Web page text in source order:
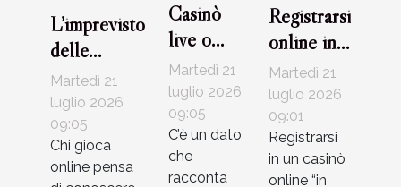
L’imprevisto
delle
commissioni:
cosa il
giocatore
non
considera
Martedì 21
luglio 2026
09:05
Chi gioca
online pensa
Casinò
live o
RNG: che
tipo di
giocatore
sei?
Martedì 21
luglio 2026
09:05
C’è un dato
che
racconta
Registrarsi
online in
meno di
10 minuti:
mito o
realtà nei
casinò
Martedì 21
luglio 2026
09:01
Registrarsi
in un casinò
online “in